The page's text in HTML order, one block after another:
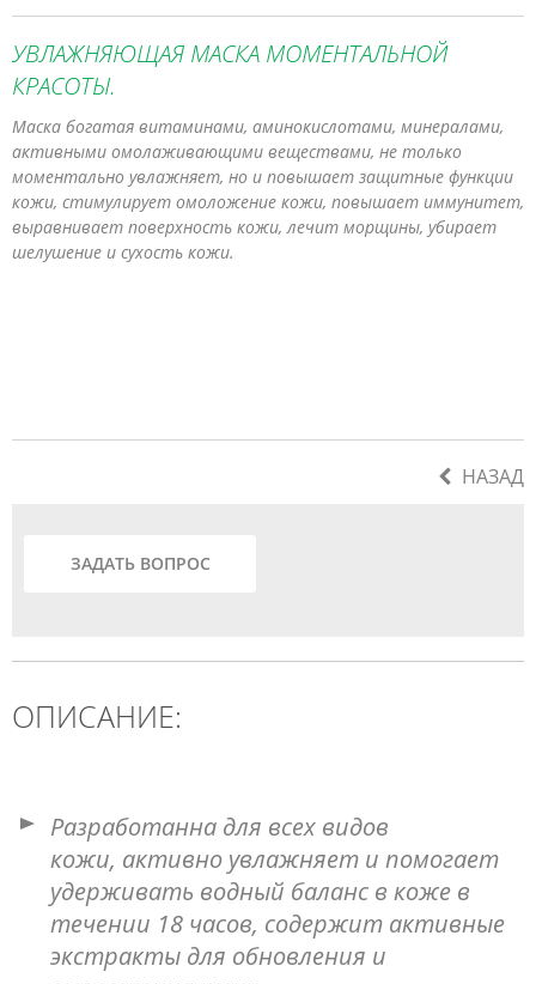
УВЛАЖНЯЮЩАЯ МАСКА МОМЕНТАЛЬНОЙ
КРАСОТЫ.
Маска богатая витаминами, аминокислотами, минералами,
активными омолаживающими веществами, не только
моментально увлажняет, но и повышает защитные функции
кожи, стимулирует омоложение кожи, повышает иммунитет,
выравнивает поверхность кожи, лечит морщины, убирает
шелушение и сухость кожи.
НАЗАД
ЗАДАТЬ ВОПРОС
ОПИСАНИЕ:
Разработанна для всех видов
кожи, активно увлажняет и помогает
удерживать водный баланс в коже в
течении 18 часов, содержит активные
экстракты для обновления и